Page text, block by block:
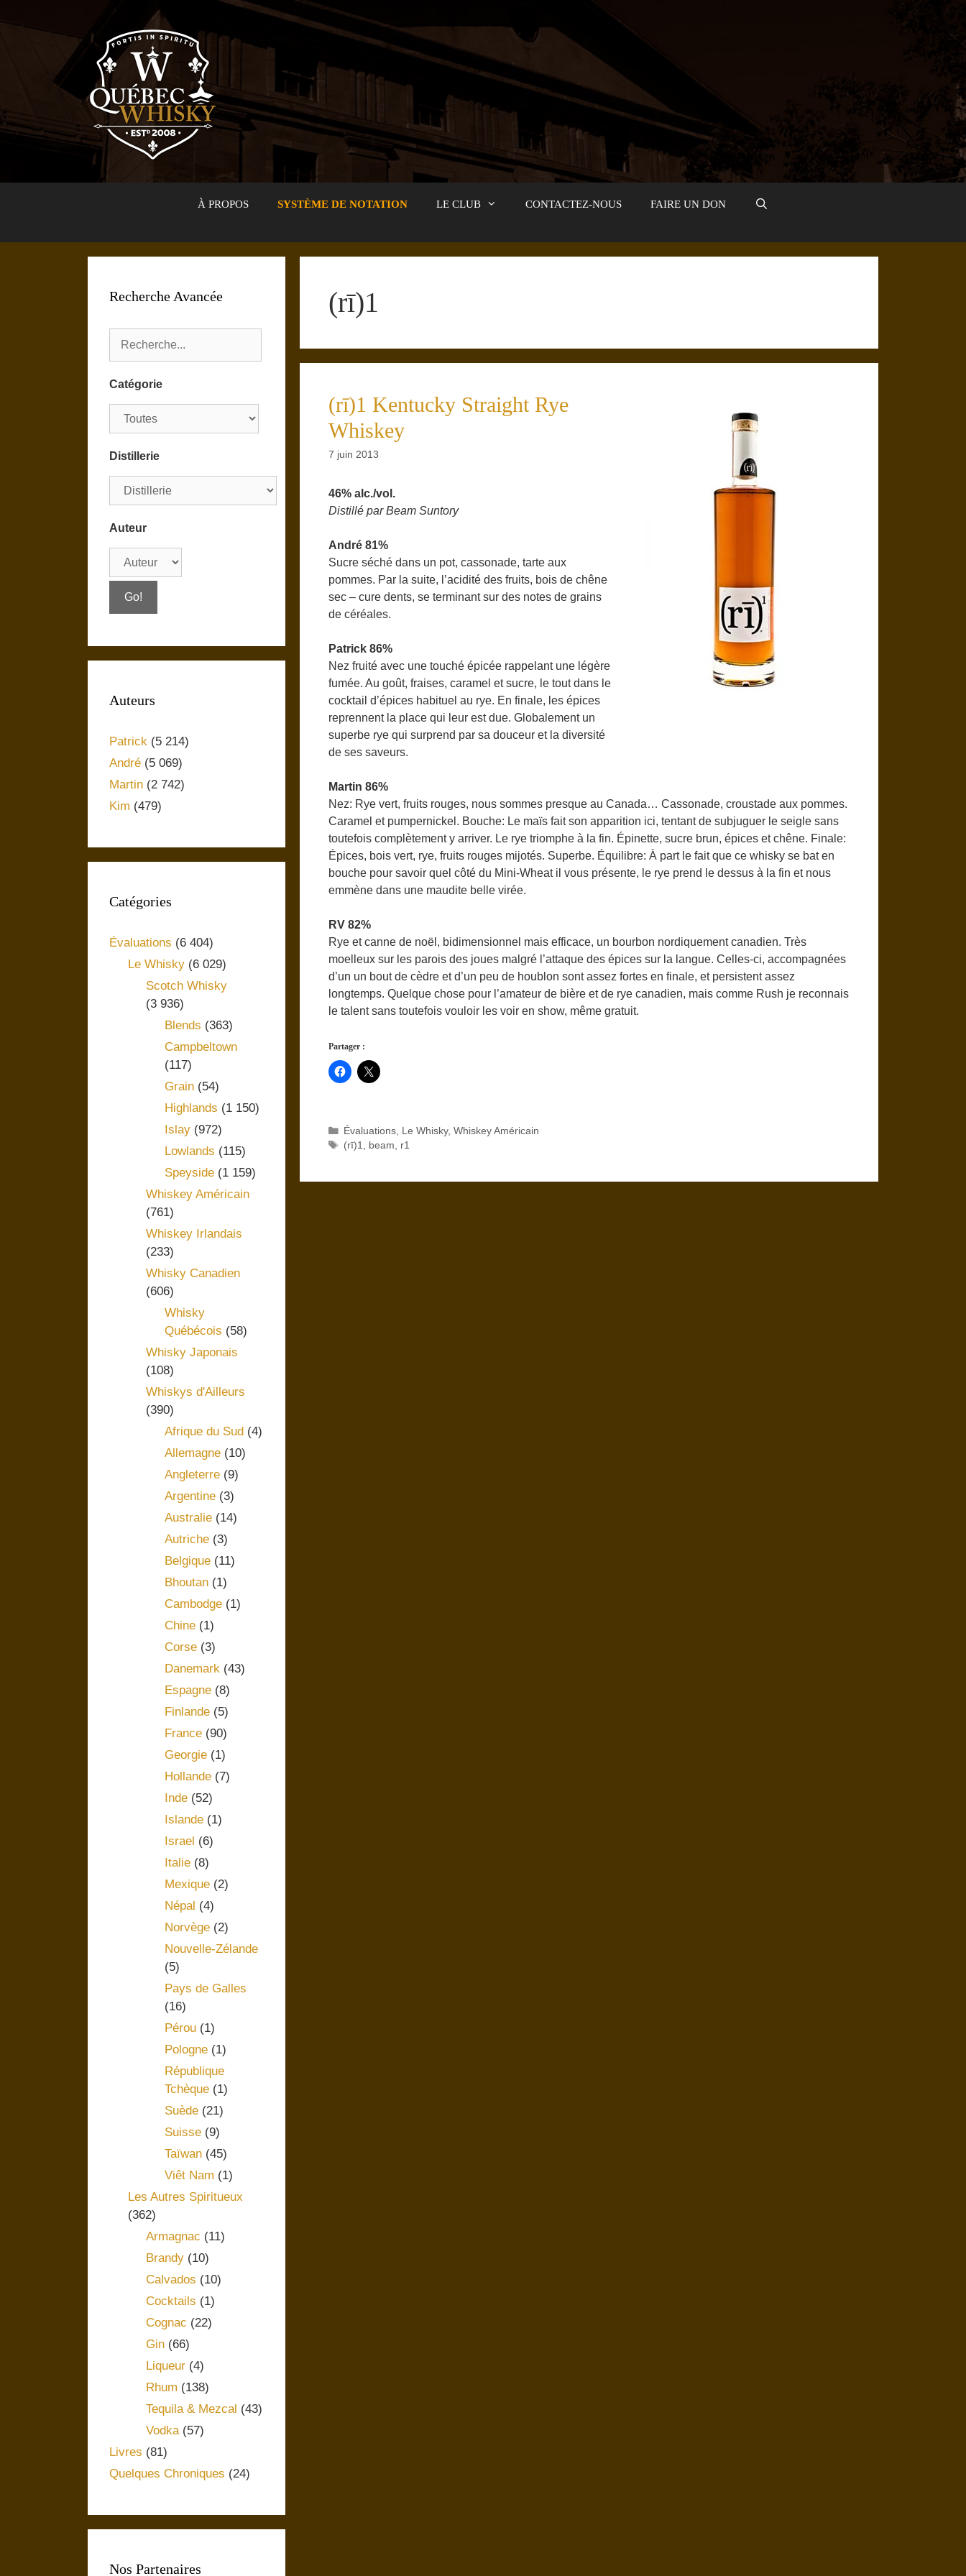
au
À PROPOS SYSTÈME DE NOTATION LE CLUB CONTACTEZ-NOUS FAIRE UN DON
(rī)1
(rī)1 Kentucky Straight Rye
Whiskey
7 juin 2013
46% alc./vol.
Distillé par Beam Suntory
André 81%
Sucre séché dans un pot, cassonade, tarte aux
pommes. Par la suite, l’acidité des fruits, bois de chêne
sec – cure dents, se terminant sur des notes de grains
de céréales.
Patrick 86%
Nez fruité avec une touché épicée rappelant une légère
fumée. Au goût, fraises, caramel et sucre, le tout dans le
cocktail d’épices habituel au rye. En finale, les épices
reprennent la place qui leur est due. Globalement un
superbe rye qui surprend par sa douceur et la diversité
de ses saveurs.
Martin 86%
Nez: Rye vert, fruits rouges, nous sommes presque au Canada… Cassonade, croustade aux pommes.
Caramel et pumpernickel. Bouche: Le maïs fait son apparition ici, tentant de subjuguer le seigle sans
toutefois complètement y arriver. Le rye triomphe à la fin. Épinette, sucre brun, épices et chêne. Finale:
Épices, bois vert, rye, fruits rouges mijotés. Superbe. Équilibre: À part le fait que ce whisky se bat en
bouche pour savoir quel côté du Mini-Wheat il vous présente, le rye prend le dessus à la fin et nous
emmène dans une maudite belle virée.
RV 82%
Rye et canne de noël, bidimensionnel mais efficace, un bourbon nordiquement canadien. Très
moelleux sur les parois des joues malgré l’attaque des épices sur la langue. Celles-ci, accompagnées
d’un un bout de cèdre et d’un peu de houblon sont assez fortes en finale, et persistent assez
longtemps. Quelque chose pour l’amateur de bière et de rye canadien, mais comme Rush je reconnais
le talent sans toutefois vouloir les voir en show, même gratuit.
Partager :
Catégories
Évaluations, Le Whisky,Whiskey Américain
Étiquettes
(rī)1, beam, r1
Recherche Avancée
Catégorie
Distillerie
Auteur
Auteurs
Patrick (5 214)
André (5 069)
Martin (2 742)
Kim (479)
Catégories
Évaluations (6 404)
Le Whisky(6 029)
Scotch Whisky
(3 936)
Blends (363)
Campbeltown
(117)
Grain(54)
Highlands (1 150)
Islay(972)
Lowlands (115)
Speyside(1 159)
Whiskey Américain
(761)
Whiskey Irlandais
(233)
Whisky Canadien
(606)
Whisky
Québécois (58)
Whisky Japonais
(108)
Whiskys d'Ailleurs
(390)
Afrique du Sud(4)
Allemagne(10)
Angleterre(9)
Argentine(3)
Australie(14)
Autriche(3)
Belgique(11)
Bhoutan(1)
Cambodge(1)
Chine(1)
Corse(3)
Danemark (43)
Espagne(8)
Finlande(5)
France(90)
Georgie(1)
Hollande(7)
Inde(52)
Islande(1)
Israel (6)
Italie(8)
Mexique(2)
Népal (4)
Norvège(2)
Nouvelle-Zélande
(5)
Pays de Galles
(16)
Pérou(1)
Pologne(1)
République
Tchèque(1)
Suède(21)
Suisse(9)
Taïwan(45)
Viêt Nam (1)
Les Autres Spiritueux
(362)
Armagnac (11)
Brandy (10)
Calvados (10)
Cocktails (1)
Cognac (22)
Gin (66)
Liqueur (4)
Rhum (138)
Tequila & Mezcal (43)
Vodka (57)
Livres (81)
Quelques Chroniques (24)
Nos Partenaires